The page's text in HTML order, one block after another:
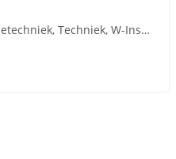
Elektrotechniek, Installatietechniek, Techniek, W-Installaties